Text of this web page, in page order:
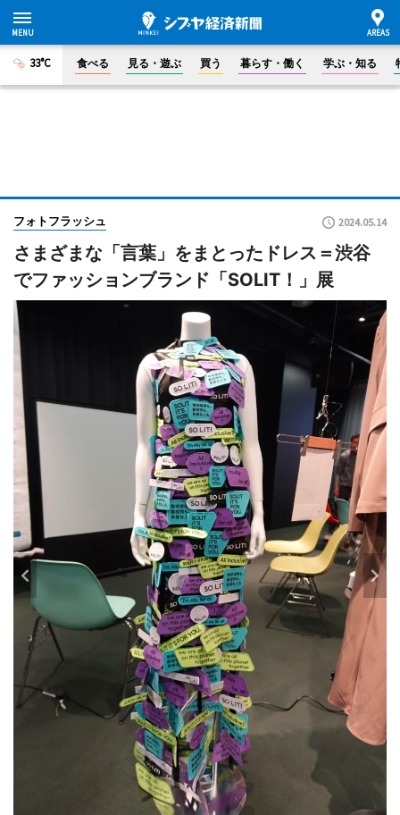
33°C 食べる 見る・遊ぶ 買う 暮らす・働く 学ぶ・知る
フォトフラッシュ 2024.05.14
さまざまな「言葉」をまとったドレス＝渋谷
でファッションブランド「SOLIT！」展